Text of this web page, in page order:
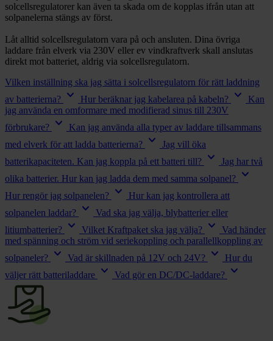
solcellsregulatorer kan även ta skada om de kopplas ifrån utan att
solpanelerna stängs av först.
Låt alltid solcellsregulatorn vara på och ansluten. Dina övriga
laddare från elverk via 230V eller ev vindkraftverk skall anslutas
direkt mot batteriet, aldrig via solcellsregulatorn.
Vilken inställning ska jag sätta i solcellsregulatorn för rätt laddning
av batterierna? keyboard_arrow_down Hur beräknar jag kabelarea på kabeln? keyboard_arrow_down
Kan
jag använda en omformare med modifierad sinus till 230V
förbrukare? keyboard_arrow_down
Kan jag använda alla typer av laddare tillsammans
med elverk för att ladda batterierna? keyboard_arrow_down
Jag vill öka
batterikapaciteten. Kan jag koppla på ett batteri till? keyboard_arrow_down
Jag har två
olika batterier. Hur kan jag ladda dem med samma solpanel? keyboard_arrow_down
Hur rengör jag solpanelen? keyboard_arrow_down
Hur kan jag kontrollera att
solpanelen laddar? keyboard_arrow_down
Vad ska jag välja, blybatterier eller
litiumbatterier? keyboard_arrow_down Vilket Kraftpaket ska jag välja? keyboard_arrow_down
Vad händer
med spänning och ström vid seriekoppling och parallellkoppling av
solpaneler? keyboard_arrow_down Vad är skillnaden på 12V och 24V? keyboard_arrow_down
Hur du
väljer rätt batteriladdare keyboard_arrow_down Vad gör en DC/DC-laddare? keyboard_arrow_down